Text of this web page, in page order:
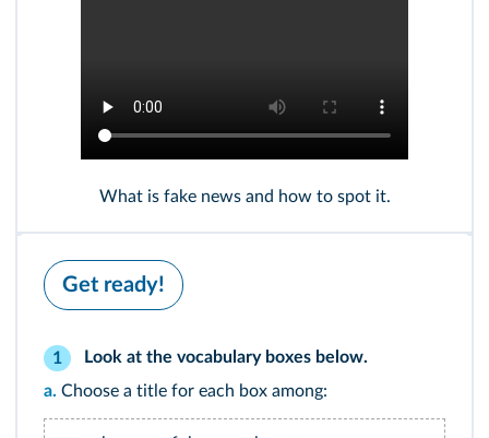
What is fake news and how to spot it.
Get ready!
1
Look at the vocabulary boxes below.
a. Choose a title for each box among: